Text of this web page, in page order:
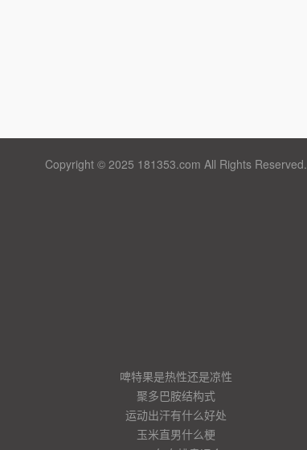
Copyright © 2025 181353.com All Rights Reserved.
啤特果是热性还是凉性
聚多巴胺结构式
运动出汗有什么好处
玉米直男什么梗